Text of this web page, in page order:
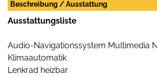
Beschreibung / Ausstattung
Ausstattungsliste
Audio-Navigationssystem Multimedia
Klimaautomatik
Lenkrad heizbar